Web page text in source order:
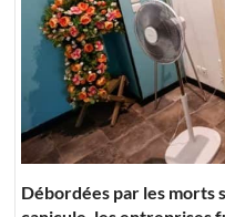
Débordées par les morts